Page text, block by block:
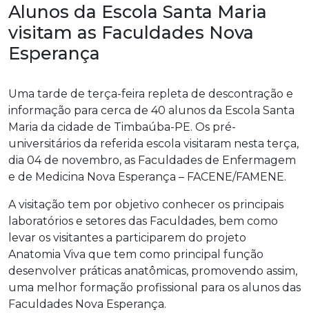
Alunos da Escola Santa Maria
visitam as Faculdades Nova
Esperança
Uma tarde de terça-feira repleta de descontração e
informação para cerca de 40 alunos da Escola Santa
Maria da cidade de Timbaúba-PE. Os pré-
universitários da referida escola visitaram nesta terça,
dia 04 de novembro, as Faculdades de Enfermagem
e de Medicina Nova Esperança – FACENE/FAMENE.
A visitação tem por objetivo conhecer os principais
laboratórios e setores das Faculdades, bem como
levar os visitantes a participarem do projeto
Anatomia Viva que tem como principal função
desenvolver práticas anatômicas, promovendo assim,
uma melhor formação profissional para os alunos das
Faculdades Nova Esperança.